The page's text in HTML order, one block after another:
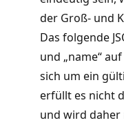
der Groß- und
Das folgende
und „name“
sich um ein
erfüllt es nicht
und wird